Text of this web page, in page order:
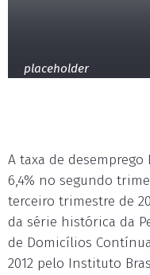
placeholder
A taxa de desemprego
6,4% no segundo
terceiro trimestre de
da série histórica da
de Domicílios
2012 pelo Instituto